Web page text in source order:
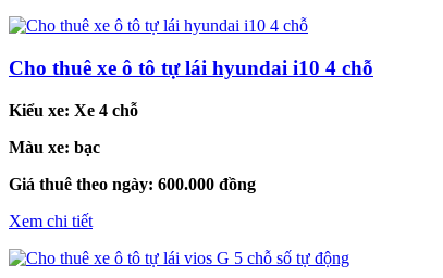
Cho thuê xe ô tô tự lái hyundai i10 4 chỗ
Kiểu xe: Xe 4 chỗ
Màu xe: bạc
Giá thuê theo ngày: 600.000 đồng
Xem chi tiết